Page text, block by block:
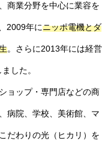
商業分野を中心に業容を
2009年にニッポ電機とダ
。さらに2013年には経営
した。
ョップ・専門店などの商
病院、学校、美術館、マ
だわりの光（ヒカリ）を